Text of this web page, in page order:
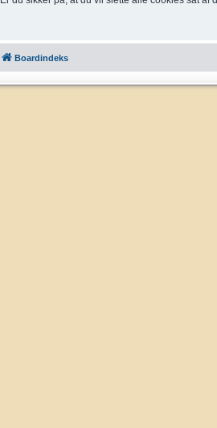
Boardindeks